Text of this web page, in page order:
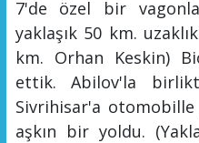
7'de özel bir
yaklaşık 50 km.
km. Orhan Keskin)
ettik. Abilov'la
Sivrihisar'a
aşkın bir yoldu.